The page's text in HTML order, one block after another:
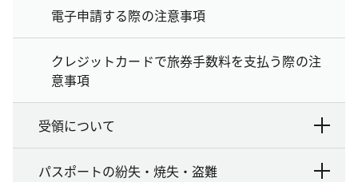
電子申請する際の注意事項
クレジットカードで旅券手数料を支払う際の注
意事項
受領について
パスポートの紛失・焼失・盗難